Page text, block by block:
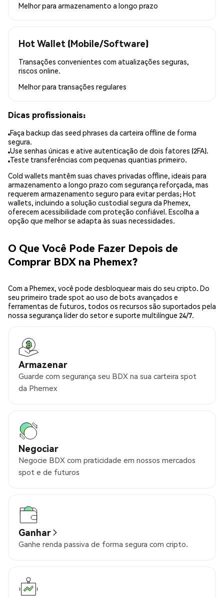
Melhor para armazenamento a longo prazo
Hot Wallet (Mobile/Software)
Transações convenientes com atualizações seguras,
riscos online.
Melhor para transações regulares
Dicas profissionais:
Faça backup das seed phrases da carteira offline de forma
segura.
Use senhas únicas e ative autenticação de dois fatores (2FA).
Teste transferências com pequenas quantias primeiro.
Cold wallets mantêm suas chaves privadas offline, ideais para
armazenamento a longo prazo com segurança reforçada, mas
requerem armazenamento seguro para evitar perdas; Hot
wallets, incluindo a solução custodial segura da Phemex,
oferecem acessibilidade com proteção confiável. Escolha a
opção que melhor se adapta às suas necessidades.
O Que Você Pode Fazer Depois de
Comprar BDX na Phemex?
Com a Phemex, você pode desbloquear mais do seu cripto. Do
seu primeiro trade spot ao uso de bots avançados e
ferramentas de futuros, todos os recursos são suportados pela
nossa segurança líder do setor e suporte multilíngue 24/7.
Armazenar
Guarde com segurança seu BDX na sua carteira spot
da Phemex
Negociar
Negocie BDX com praticidade em nossos mercados
spot e de futuros
Ganhar
Ganhe renda passiva de forma segura com cripto.